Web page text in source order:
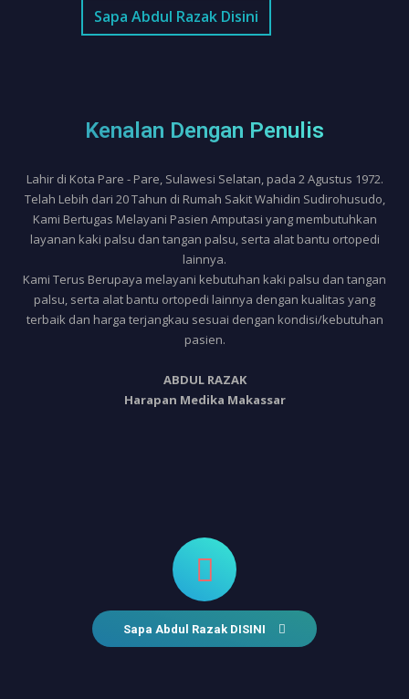
Sapa Abdul Razak Disini
Kenalan Dengan Penulis
Lahir di Kota Pare - Pare, Sulawesi Selatan, pada 2 Agustus 1972.
Telah Lebih dari 20 Tahun di Rumah Sakit Wahidin Sudirohusudo,
Kami Bertugas Melayani Pasien Amputasi yang membutuhkan
layanan kaki palsu dan tangan palsu, serta alat bantu ortopedi
lainnya.
Kami Terus Berupaya melayani kebutuhan kaki palsu dan tangan
palsu, serta alat bantu ortopedi lainnya dengan kualitas yang
terbaik dan harga terjangkau sesuai dengan kondisi/kebutuhan
pasien.
ABDUL RAZAK
Harapan Medika Makassar
Sapa Abdul Razak DISINI